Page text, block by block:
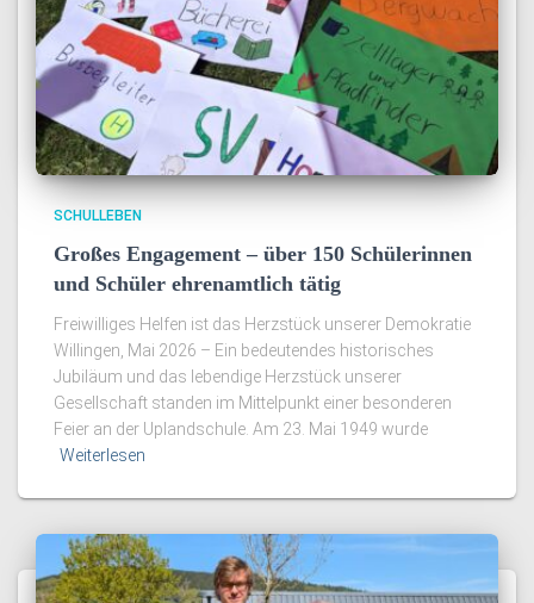
SCHULLEBEN
Großes Engagement – über 150 Schülerinnen
und Schüler ehrenamtlich tätig
Freiwilliges Helfen ist das Herzstück unserer Demokratie
Willingen, Mai 2026 – Ein bedeutendes historisches
Jubiläum und das lebendige Herzstück unserer
Gesellschaft standen im Mittelpunkt einer besonderen
Feier an der Uplandschule. Am 23. Mai 1949 wurde
Weiterlesen